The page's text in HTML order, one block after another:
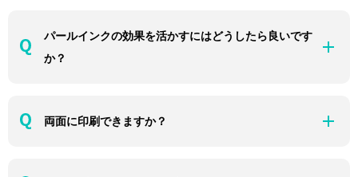
パールインクの効果を活かすにはどうしたら良いです
か？
両面に印刷できますか？